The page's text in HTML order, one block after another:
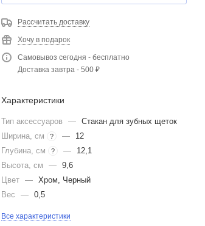
Рассчитать доставку
Хочу в подарок
Самовывоз сегодня - бесплатно
Доставка завтра - 500 ₽
Характеристики
Тип аксессуаров — Стакан для зубных щеток
Ширина, см
? —
12
Глубина, см
? —
12,1
Высота, см
— 9,6
Цвет — Хром, Черный
Вес
— 0,5
Все характеристики